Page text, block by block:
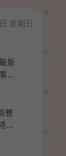
星期日
新
户
整
建